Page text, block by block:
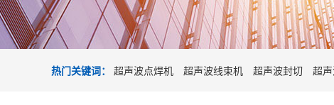
热门关键词： 超声波点焊机 超声波线束机 超声波封切 超